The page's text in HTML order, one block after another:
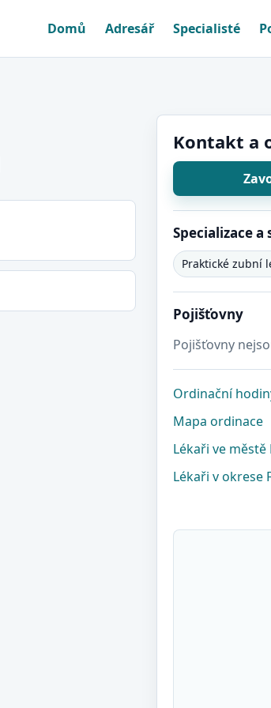
Domů Adresář Specialisté
Kontakt a
Specializace a
Praktické zubní
Pojišťovny
Pojišťovny
Ordinační
Mapa ordinace
Lékaři ve
Lékaři v okrese